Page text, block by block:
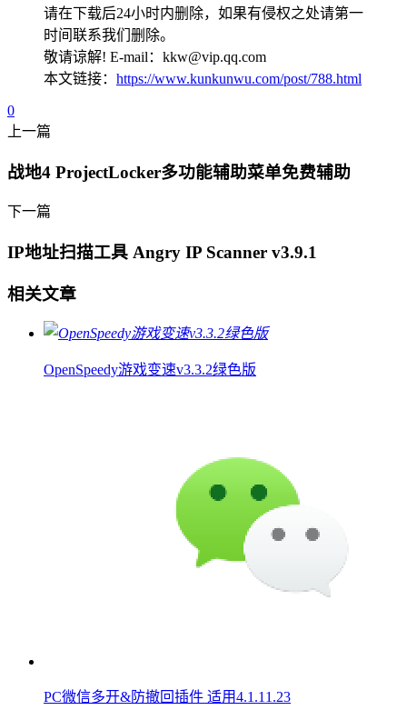
请在下载后24小时内删除，如果有侵权之处请第一
时间联系我们删除。
敬请谅解! E-mail：kkw@vip.qq.com
本文链接： https://www.kunkunwu.com/post/788.html
0
上一篇
战地4 ProjectLocker多功能辅助菜单免费辅助
下一篇
IP地址扫描工具 Angry IP Scanner v3.9.1
相关文章
OpenSpeedy游戏变速v3.3.2绿色版
PC微信多开&防撤回插件 适用4.1.11.23